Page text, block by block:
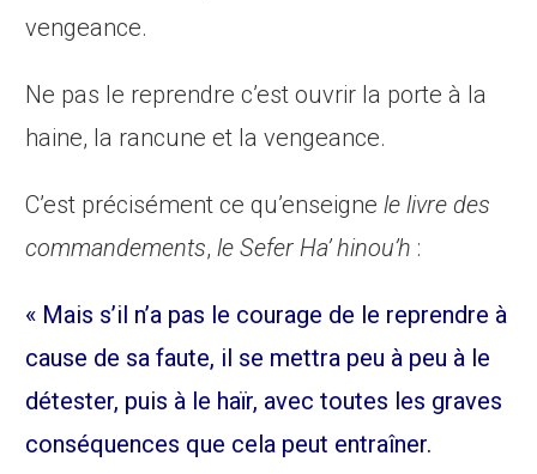
vengeance.
Ne pas le reprendre c’est ouvrir la porte à la
haine, la rancune et la vengeance.
C’est précisément ce qu’enseignele livre des
commandements,le Sefer Ha’ hinou’h :
« Mais s’il n’a pas le courage de le reprendre à
cause de sa faute, il se mettra peu à peu à le
détester, puis à le haïr, avec toutes les graves
conséquences que cela peut entraîner.